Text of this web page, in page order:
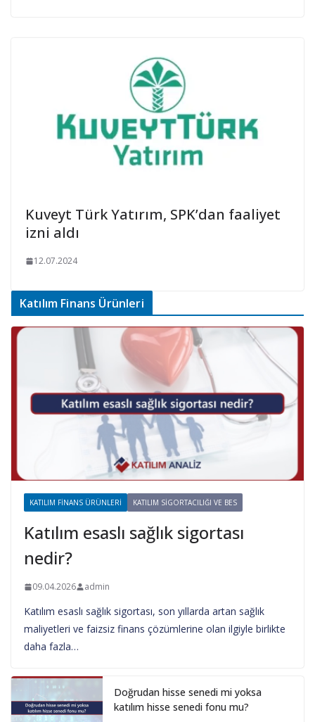
Kuveyt Türk Yatırım, SPK’dan faaliyet
izni aldı
12.07.2024
Katılım Finans Ürünleri
KATILIM FINANS ÜRÜNLERI KATILIM SIGORTACILIĞI VE BES
Katılım esaslı sağlık sigortası
nedir?
09.04.2026 admin
Katılım esaslı sağlık sigortası, son yıllarda artan sağlık
maliyetleri ve faizsiz finans çözümlerine olan ilgiyle birlikte
daha fazla…
Doğrudan hisse senedi mi yoksa
katılım hisse senedi fonu mu?